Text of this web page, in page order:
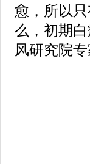
愈，所以
么，初期
风研究院专